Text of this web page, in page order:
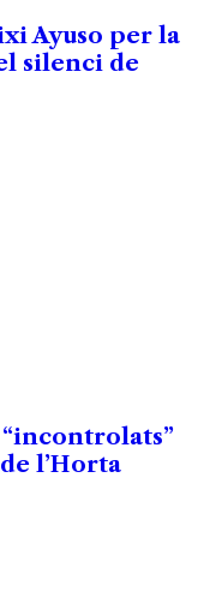
Ayuso per la
silenci de
l’Horta